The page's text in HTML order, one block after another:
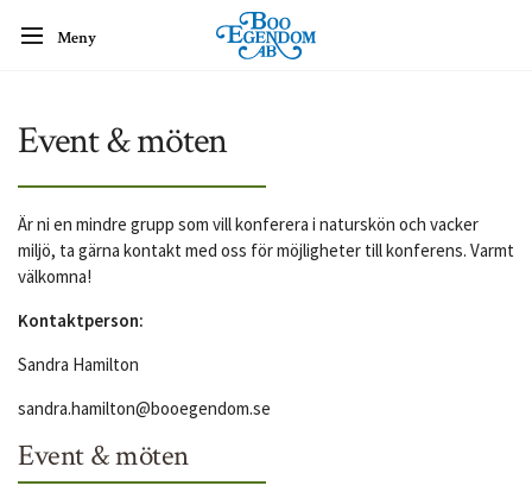
Meny
Event & möten
Är ni en mindre grupp som vill konferera i naturskön och vacker
miljö, ta gärna kontakt med oss för möjligheter till konferens. Varmt
välkomna!
Kontaktperson:
Sandra Hamilton
sandra.hamilton@booegendom.se
Event & möten